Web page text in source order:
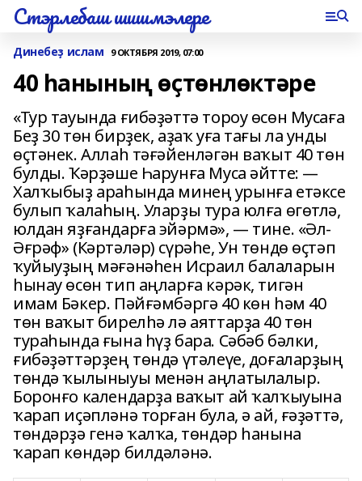
Стэрлебаш шишмэлере
Динебеҙ ислам 9 ОКТЯБРЯ 2019, 07:00
40 һанының өҫтөнлөктәре
«Тур тауында ғибәҙәттә тороу өсөн Мусаға
Беҙ 30 төн бирҙек, аҙаҡ уға тағы ла унды
өҫтәнек. Аллаһ тәғәйенләгән ваҡыт 40 төн
булды. Ҡәрҙәше Һарунға Муса әйтте: —
Халҡыбыҙ араһында минең урынға етәксе
булып ҡалаһың. Уларҙы тура юлға өгөтлә,
юлдан яҙғандарға эйәрмә», — тине. «Әл-
Әғрәф» (Кәртәләр) сүрәһе, Ун төндө өҫтәп
ҡуйыуҙың мәғәнәһен Исраил балаларын
һынау өсөн тип аңларға кәрәк, тигән
имам Бәкер. Пәйғәмбәргә 40 көн һәм 40
төн ваҡыт бирелһә лә аяттарҙа 40 төн
тураһында ғына һүҙ бара. Сәбәб бәлки,
ғибәҙәттәрҙең төндә үтәлеүе, доғаларҙың
төндә ҡылыныуы менән аңлатылалыр.
Боронғо календарҙа ваҡыт ай ҡалҡыуына
ҡарап иҫәпләнә торған була, ә ай, ғәҙәттә,
төндәрҙә генә ҡалҡа, төндәр һанына
ҡарап көндәр билдәләнә.